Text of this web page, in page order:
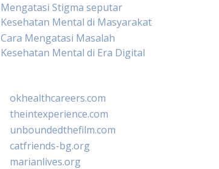
Mengatasi Stigma seputar
Kesehatan Mental di Masyarakat
Cara Mengatasi Masalah
Kesehatan Mental di Era Digital
okhealthcareers.com
theintexperience.com
unboundedthefilm.com
catfriends-bg.org
marianlives.org